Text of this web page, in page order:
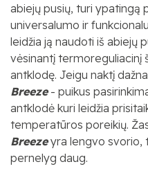
abiejų pusių, turi ypatingą
universalumo ir
leidžia ją naudoti iš abiejų
vėsinantį termoreguliacinį
antklodę. Jeigu naktį
Breeze- puikus
antklodė kuri leidžia
temperatūros poreikių.
Breezeyra lengvo svorio,
pernelyg daug.